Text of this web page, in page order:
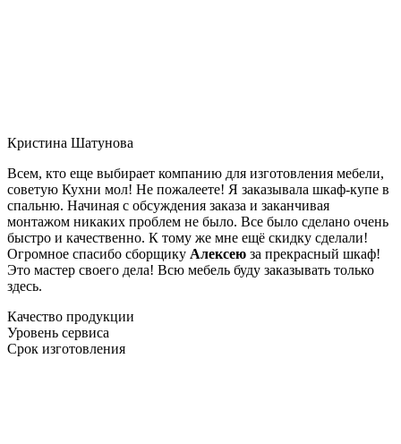
Кристина Шатунова
Всем, кто еще выбирает компанию для изготовления мебели,
советую Кухни мол! Не пожалеете! Я заказывала шкаф-купе в
спальню. Начиная с обсуждения заказа и заканчивая
монтажом никаких проблем не было. Все было сделано очень
быстро и качественно. К тому же мне ещё скидку сделали!
Огромное спасибо сборщику Алексею за прекрасный шкаф!
Это мастер своего дела! Всю мебель буду заказывать только
здесь.
Качество продукции
Уровень сервиса
Срок изготовления